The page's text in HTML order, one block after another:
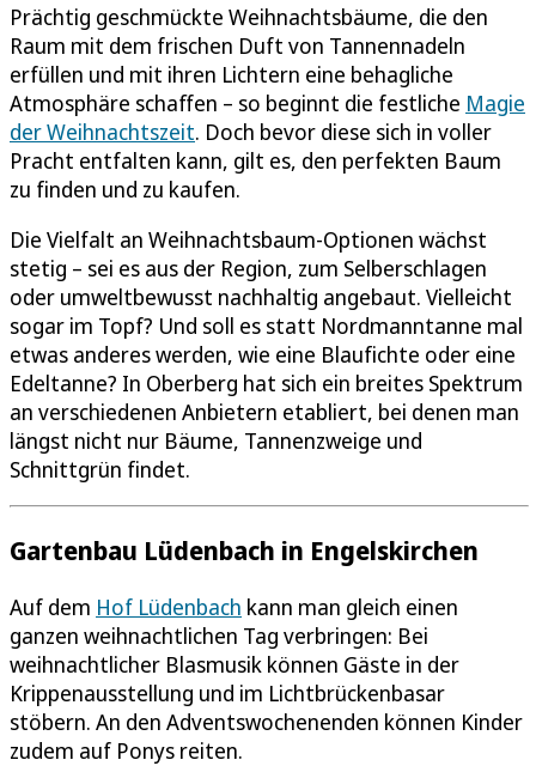
Prächtig geschmückte Weihnachtsbäume, die den
Raum mit dem frischen Duft von Tannennadeln
erfüllen und mit ihren Lichtern eine behagliche
Atmosphäre schaffen – so beginnt die festliche Magie
der Weihnachtszeit. Doch bevor diese sich in voller
Pracht entfalten kann, gilt es, den perfekten Baum
zu finden und zu kaufen.
Die Vielfalt an Weihnachtsbaum-Optionen wächst
stetig – sei es aus der Region, zum Selberschlagen
oder umweltbewusst nachhaltig angebaut. Vielleicht
sogar im Topf? Und soll es statt Nordmanntanne mal
etwas anderes werden, wie eine Blaufichte oder eine
Edeltanne? In Oberberg hat sich ein breites Spektrum
an verschiedenen Anbietern etabliert, bei denen man
längst nicht nur Bäume, Tannenzweige und
Schnittgrün findet.
Gartenbau Lüdenbach in Engelskirchen
Auf dem Hof Lüdenbach kann man gleich einen
ganzen weihnachtlichen Tag verbringen: Bei
weihnachtlicher Blasmusik können Gäste in der
Krippenausstellung und im Lichtbrückenbasar
stöbern. An den Adventswochenenden können Kinder
zudem auf Ponys reiten.